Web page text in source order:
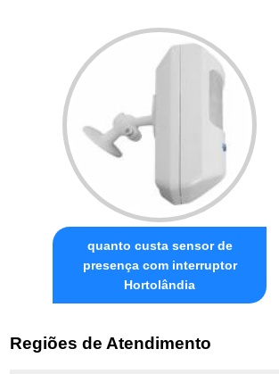
quanto custa sensor de
presença com interruptor
Hortolândia
Regiões de Atendimento